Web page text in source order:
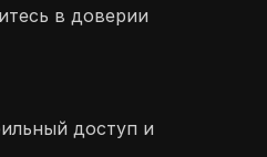
в доверии
доступ и